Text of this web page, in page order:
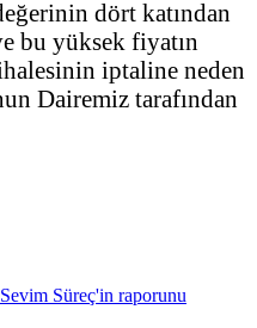
dört katından
bu yüksek fiyatın
iptaline neden
Dairemiz tarafından
Süreç'in raporunu